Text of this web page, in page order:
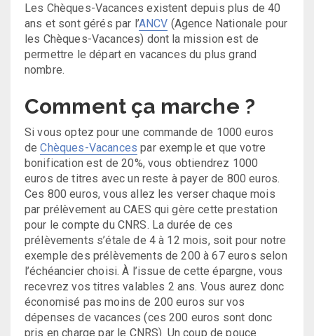
Les Chèques-Vacances existent depuis plus de 40
ans et sont gérés par l’ANCV (Agence Nationale pour
les Chèques-Vacances) dont la mission est de
permettre le départ en vacances du plus grand
nombre.
Comment ça marche ?
Si vous optez pour une commande de 1000 euros
deChèques-Vacances par exemple et que votre
bonification est de 20%, vous obtiendrez 1000
euros de titres avec un reste à payer de 800 euros.
Ces 800 euros, vous allez les verser chaque mois
par prélèvement au CAES qui gère cette prestation
pour le compte du CNRS. La durée de ces
prélèvements s’étale de 4 à 12 mois, soit pour notre
exemple des prélèvements de 200 à 67 euros selon
l’échéancier choisi. À l’issue de cette épargne, vous
recevrez vos titres valables 2 ans. Vous aurez donc
économisé pas moins de 200 euros sur vos
dépenses de vacances (ces 200 euros sont donc
pris en charge par le CNRS). Un coup de pouce